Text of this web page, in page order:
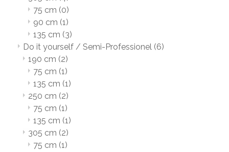
75 cm (0)
90 cm (1)
135 cm (3)
Do it yourself / Semi-Professionel (6)
190 cm (2)
75 cm (1)
135 cm (1)
250 cm (2)
75 cm (1)
135 cm (1)
305 cm (2)
75 cm (1)